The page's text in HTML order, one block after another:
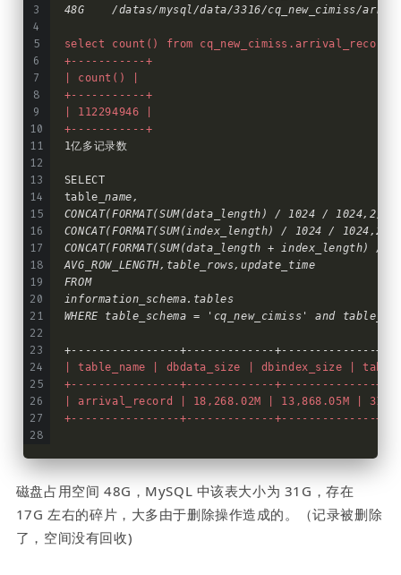
48G    /datas/mysql/data/3316/cq_new_cimiss/
select count() from cq_new_cimiss.arrival_record;
+-----------+
| count() |
+-----------+
| 112294946 |
+-----------+
1亿多记录数
SELECT
table _name,
CONCAT(FORMAT(SUM(data_length) / 1024 /
CONCAT(FORMAT(SUM(index_length) / 1024 /
CONCAT(FORMAT(SUM(data_length + index_length)
AVG_ROW_LENGTH,table_rows,update_time
FROM
information_schema.tables
WHERE table_schema = 'cq_new_cimiss' and
+----------------+-------------+--------------+
| table_name | dbdata_size | dbindex_size |
+----------------+-------------+--------------
| arrival_record | 18,268.02M | 13,868.05M |
+----------------+-------------+--------------
磁盘占用空间 48G，MySQL 中该表大小为 31G，存在
17G 左右的碎片，大多由于删除操作造成的。（记录被删除
了，空间没有回收)